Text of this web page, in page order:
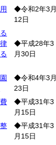
◆令和2年3月
12日
◆平成28年3
月30日
◆令和4年3月
23日
◆平成31年3
月15日
◆平成31年3
月15日